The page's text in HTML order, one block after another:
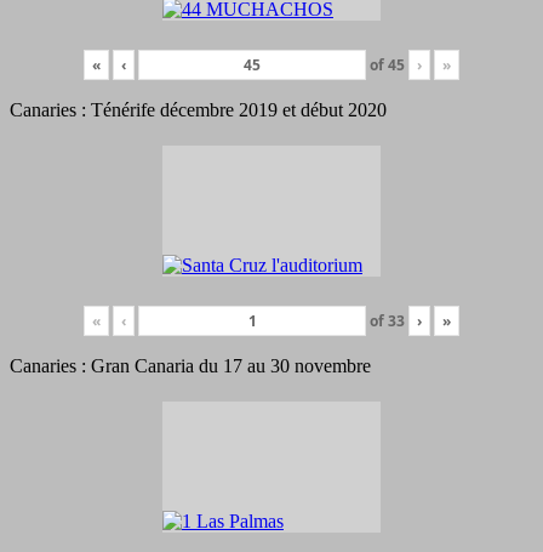
« ‹ of45 › »
Canaries : Ténérife décembre 2019 et début 2020
« ‹ of33 › »
Canaries : Gran Canaria du 17 au 30 novembre